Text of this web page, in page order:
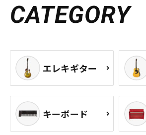
CATEGORY
エレキギター
キーボード